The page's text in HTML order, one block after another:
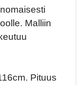
Malliin
Pituus